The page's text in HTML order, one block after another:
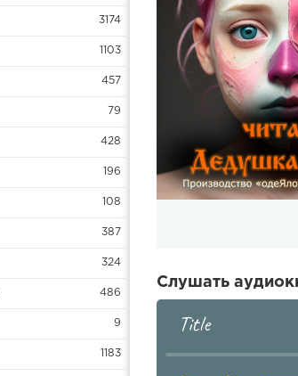
3174
1103
457
79
428
196
108
387
324
486
9
1183
Слушать
Title